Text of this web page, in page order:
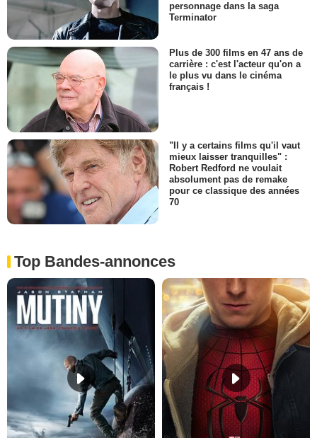
personnage dans la saga
Terminator
Plus de 300 films en 47 ans de
carrière : c'est l'acteur qu'on a
le plus vu dans le cinéma
français !
"Il y a certains films qu'il vaut
mieux laisser tranquilles" :
Robert Redford ne voulait
absolument pas de remake
pour ce classique des années
70
Top Bandes-annonces